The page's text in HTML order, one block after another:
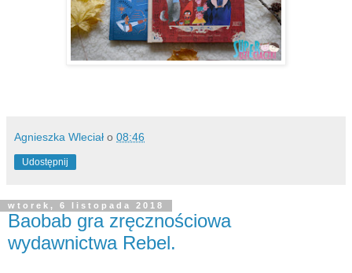
Agnieszka Wleciał o 08:46
Udostępnij
wtorek, 6 listopada 2018
Baobab gra zręcznościowa
wydawnictwa Rebel.